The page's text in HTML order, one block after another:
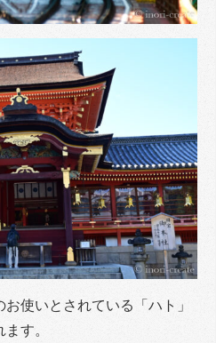
使いとされている「ハト」
す。